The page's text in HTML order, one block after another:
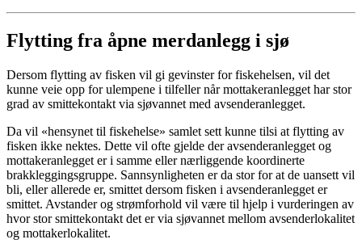
Flytting fra åpne merdanlegg i sjø
Dersom flytting av fisken vil gi gevinster for fiskehelsen, vil det
kunne veie opp for ulempene i tilfeller når mottakeranlegget har stor
grad av smittekontakt via sjøvannet med avsenderanlegget.
Da vil «hensynet til fiskehelse» samlet sett kunne tilsi at flytting av
fisken ikke nektes. Dette vil ofte gjelde der avsenderanlegget og
mottakeranlegget er i samme eller nærliggende koordinerte
brakkleggingsgruppe. Sannsynligheten er da stor for at de uansett vil
bli, eller allerede er, smittet dersom fisken i avsenderanlegget er
smittet. Avstander og strømforhold vil være til hjelp i vurderingen av
hvor stor smittekontakt det er via sjøvannet mellom avsenderlokalitet
og mottakerlokalitet.